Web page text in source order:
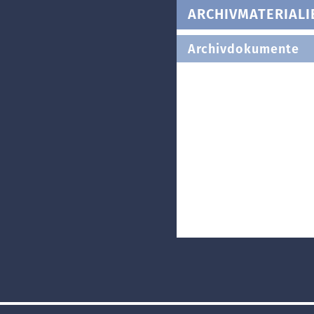
Archivdokumente